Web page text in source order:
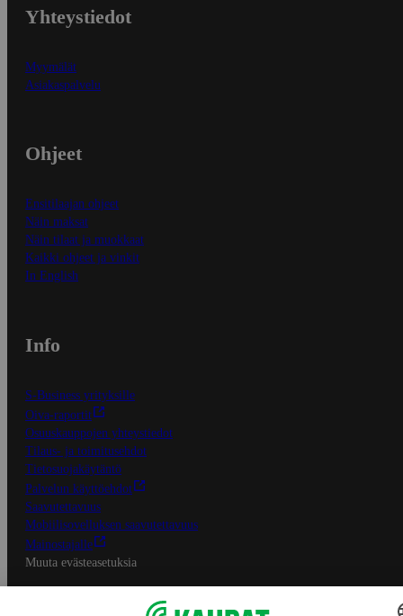
Yhteystiedot
Myymälät
Asiakaspalvelu
Ohjeet
Ensitilaajan ohjeet
Näin maksat
Näin tilaat ja muokkaat
Kaikki ohjeet ja vinkit
In English
Info
S-Business yrityksille
Oiva-raportit
Osuuskauppojen yhteystiedot
Tilaus- ja toimitusehdot
Tietosuojakäytäntö
Palvelun käyttöehdot
Saavutettavuus
Mobiilisovelluksen saavutettavuus
Mainostajalle
Muuta evästeasetuksia